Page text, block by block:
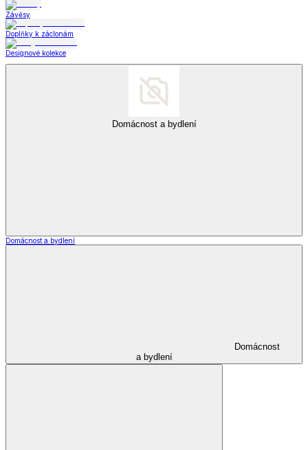
Závěsy
Doplňky k záclonám
Designové kolekce
Domácnost a bydlení
Domácnost a bydlení
Domácnost
a bydlení